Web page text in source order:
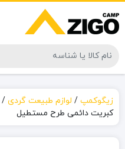
زیگوکمپ / لوازم طبیعت گردی /
کبریت دائمی طرح مستطیل